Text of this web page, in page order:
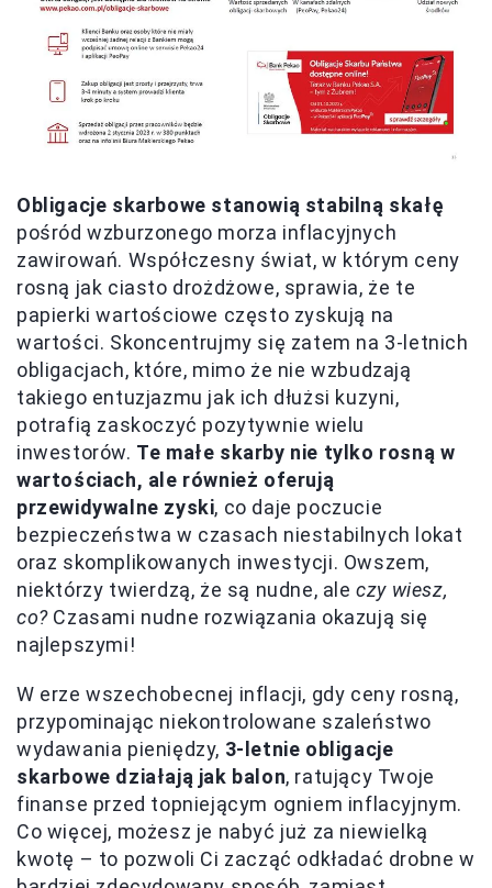
Obligacje skarbowe stanowią stabilną skałę
pośród wzburzonego morza inflacyjnych
zawirowań. Współczesny świat, w którym ceny
rosną jak ciasto drożdżowe, sprawia, że te
papierki wartościowe często zyskują na
wartości. Skoncentrujmy się zatem na 3-letnich
obligacjach, które, mimo że nie wzbudzają
takiego entuzjazmu jak ich dłużsi kuzyni,
potrafią zaskoczyć pozytywnie wielu
inwestorów. Te małe skarby nie tylko rosną w
wartościach, ale również oferują
przewidywalne zyski, co daje poczucie
bezpieczeństwa w czasach niestabilnych lokat
oraz skomplikowanych inwestycji. Owszem,
niektórzy twierdzą, że są nudne, aleczy wiesz,
co?Czasami nudne rozwiązania okazują się
najlepszymi!
W erze wszechobecnej inflacji, gdy ceny rosną,
przypominając niekontrolowane szaleństwo
wydawania pieniędzy, 3-letnie obligacje
skarbowe działają jak balon, ratujący Twoje
finanse przed topniejącym ogniem inflacyjnym.
Co więcej, możesz je nabyć już za niewielką
kwotę – to pozwoli Ci zacząć odkładać drobne w